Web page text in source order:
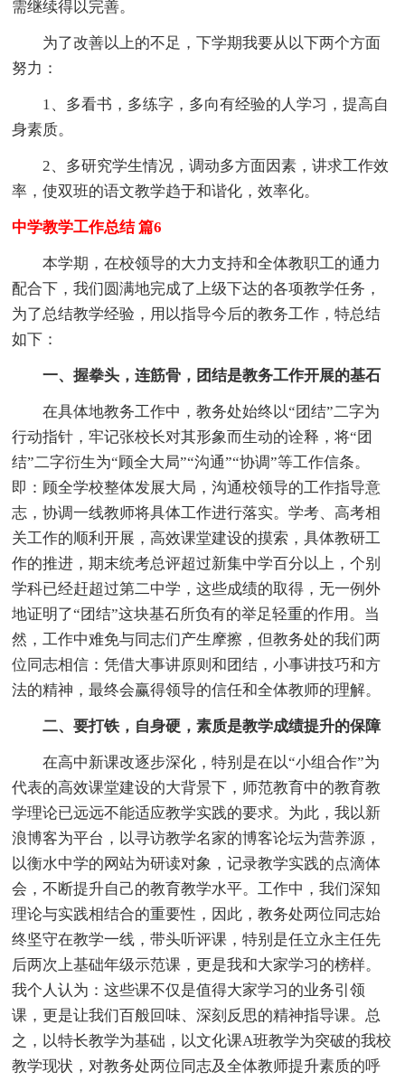
需继续得以完善。
为了改善以上的不足，下学期我要从以下两个方面
努力：
1、多看书，多练字，多向有经验的人学习，提高自
身素质。
2、多研究学生情况，调动多方面因素，讲求工作效
率，使双班的语文教学趋于和谐化，效率化。
中学教学工作总结 篇6
本学期，在校领导的大力支持和全体教职工的通力
配合下，我们圆满地完成了上级下达的各项教学任务，
为了总结教学经验，用以指导今后的教务工作，特总结
如下：
一、握拳头，连筋骨，团结是教务工作开展的基石
在具体地教务工作中，教务处始终以“团结”二字为
行动指针，牢记张校长对其形象而生动的诠释，将“团
结”二字衍生为“顾全大局”“沟通”“协调”等工作信条。
即：顾全学校整体发展大局，沟通校领导的工作指导意
志，协调一线教师将具体工作进行落实。学考、高考相
关工作的顺利开展，高效课堂建设的摸索，具体教研工
作的推进，期末统考总评超过新集中学百分以上，个别
学科已经赶超过第二中学，这些成绩的取得，无一例外
地证明了“团结”这块基石所负有的举足轻重的作用。当
然，工作中难免与同志们产生摩擦，但教务处的我们两
位同志相信：凭借大事讲原则和团结，小事讲技巧和方
法的精神，最终会赢得领导的信任和全体教师的理解。
二、要打铁，自身硬，素质是教学成绩提升的保障
在高中新课改逐步深化，特别是在以“小组合作”为
代表的高效课堂建设的大背景下，师范教育中的教育教
学理论已远远不能适应教学实践的要求。为此，我以新
浪博客为平台，以寻访教学名家的博客论坛为营养源，
以衡水中学的网站为研读对象，记录教学实践的点滴体
会，不断提升自己的教育教学水平。工作中，我们深知
理论与实践相结合的重要性，因此，教务处两位同志始
终坚守在教学一线，带头听评课，特别是任立永主任先
后两次上基础年级示范课，更是我和大家学习的榜样。
我个人认为：这些课不仅是值得大家学习的业务引领
课，更是让我们百般回味、深刻反思的精神指导课。总
之，以特长教学为基础，以文化课A班教学为突破的我校
教学现状，对教务处两位同志及全体教师提升素质的呼